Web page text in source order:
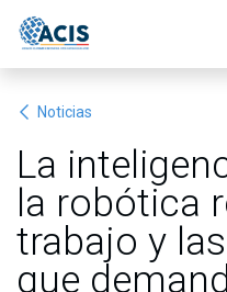
Noticias
La
la robótica
trabajo y
que